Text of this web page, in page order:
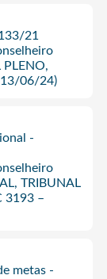
21
13/06/24)
-
TRIBUNAL
3193 –
metas -